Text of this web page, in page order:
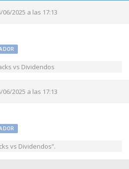
06/2025 a las 17:13
vs Dividendos
06/2025 a las 17:13
vs Dividendos”.